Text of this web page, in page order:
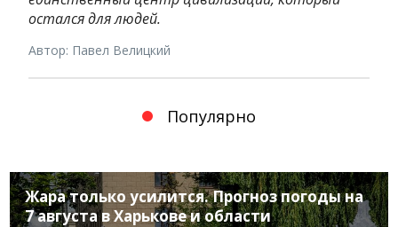
остался для людей.
Автор: Павел Велицкий
Популярно
Жара только усилится. Прогноз погоды на
7 августа в Харькове и области